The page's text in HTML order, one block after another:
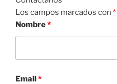
Los campos marcados con *
Nombre*
Email*